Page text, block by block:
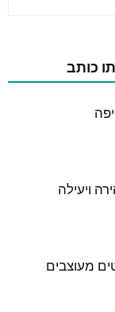
כותב
ויעילה
מעוצבים